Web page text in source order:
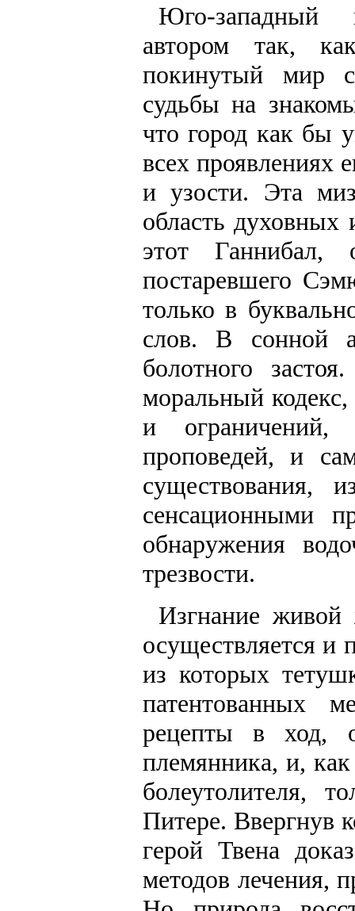
Юго-западный
автором так,
покинутый мир
судьбы на
что город как бы
всех проявлениях
и узости. Эта
область духовных
этот Ганнибал,
постаревшего
только в
слов. В сонной
болотного
моральный
и
проповедей, и
существования,
сенсационными
обнаружения
трезвости.
Изгнание живой
осуществляется и
из которых
патентованных
рецепты в ход,
племянника, и, как
болеутолителя,
Питере. Ввергнув
герой Твена
методов лечения,